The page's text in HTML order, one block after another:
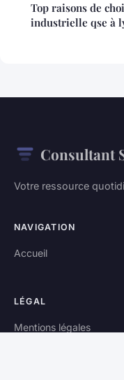
Top raisons de
industrielle qse à
Consultant
Votre ressource
NAVIGATION
Accueil
LÉGAL
Mentions légales